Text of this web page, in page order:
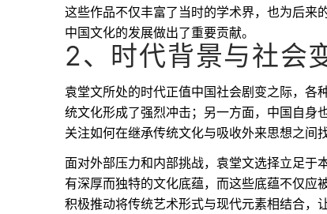
这些作品不仅丰富了当时的学术界，也为后来
中国文化的发展做出了重要贡献。
2、时代背景与社会
袁堂文所处的时代正值中国社会剧变之际，各
统文化形成了强烈冲击；另一方面，中国自身
关注如何在继承传统文化与吸收外来思想之间
面对外部压力和内部挑战，袁堂文选择立足于
有深厚而独特的文化底蕴，而这些底蕴不仅应
积极推动将传统艺术形式与现代元素相结合，